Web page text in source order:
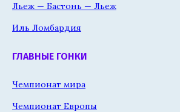
Льеж — Бастонь — Льеж
Иль Ломбардия
ГЛАВНЫЕ ГОНКИ
Чемпионат мира
Чемпионат Европы